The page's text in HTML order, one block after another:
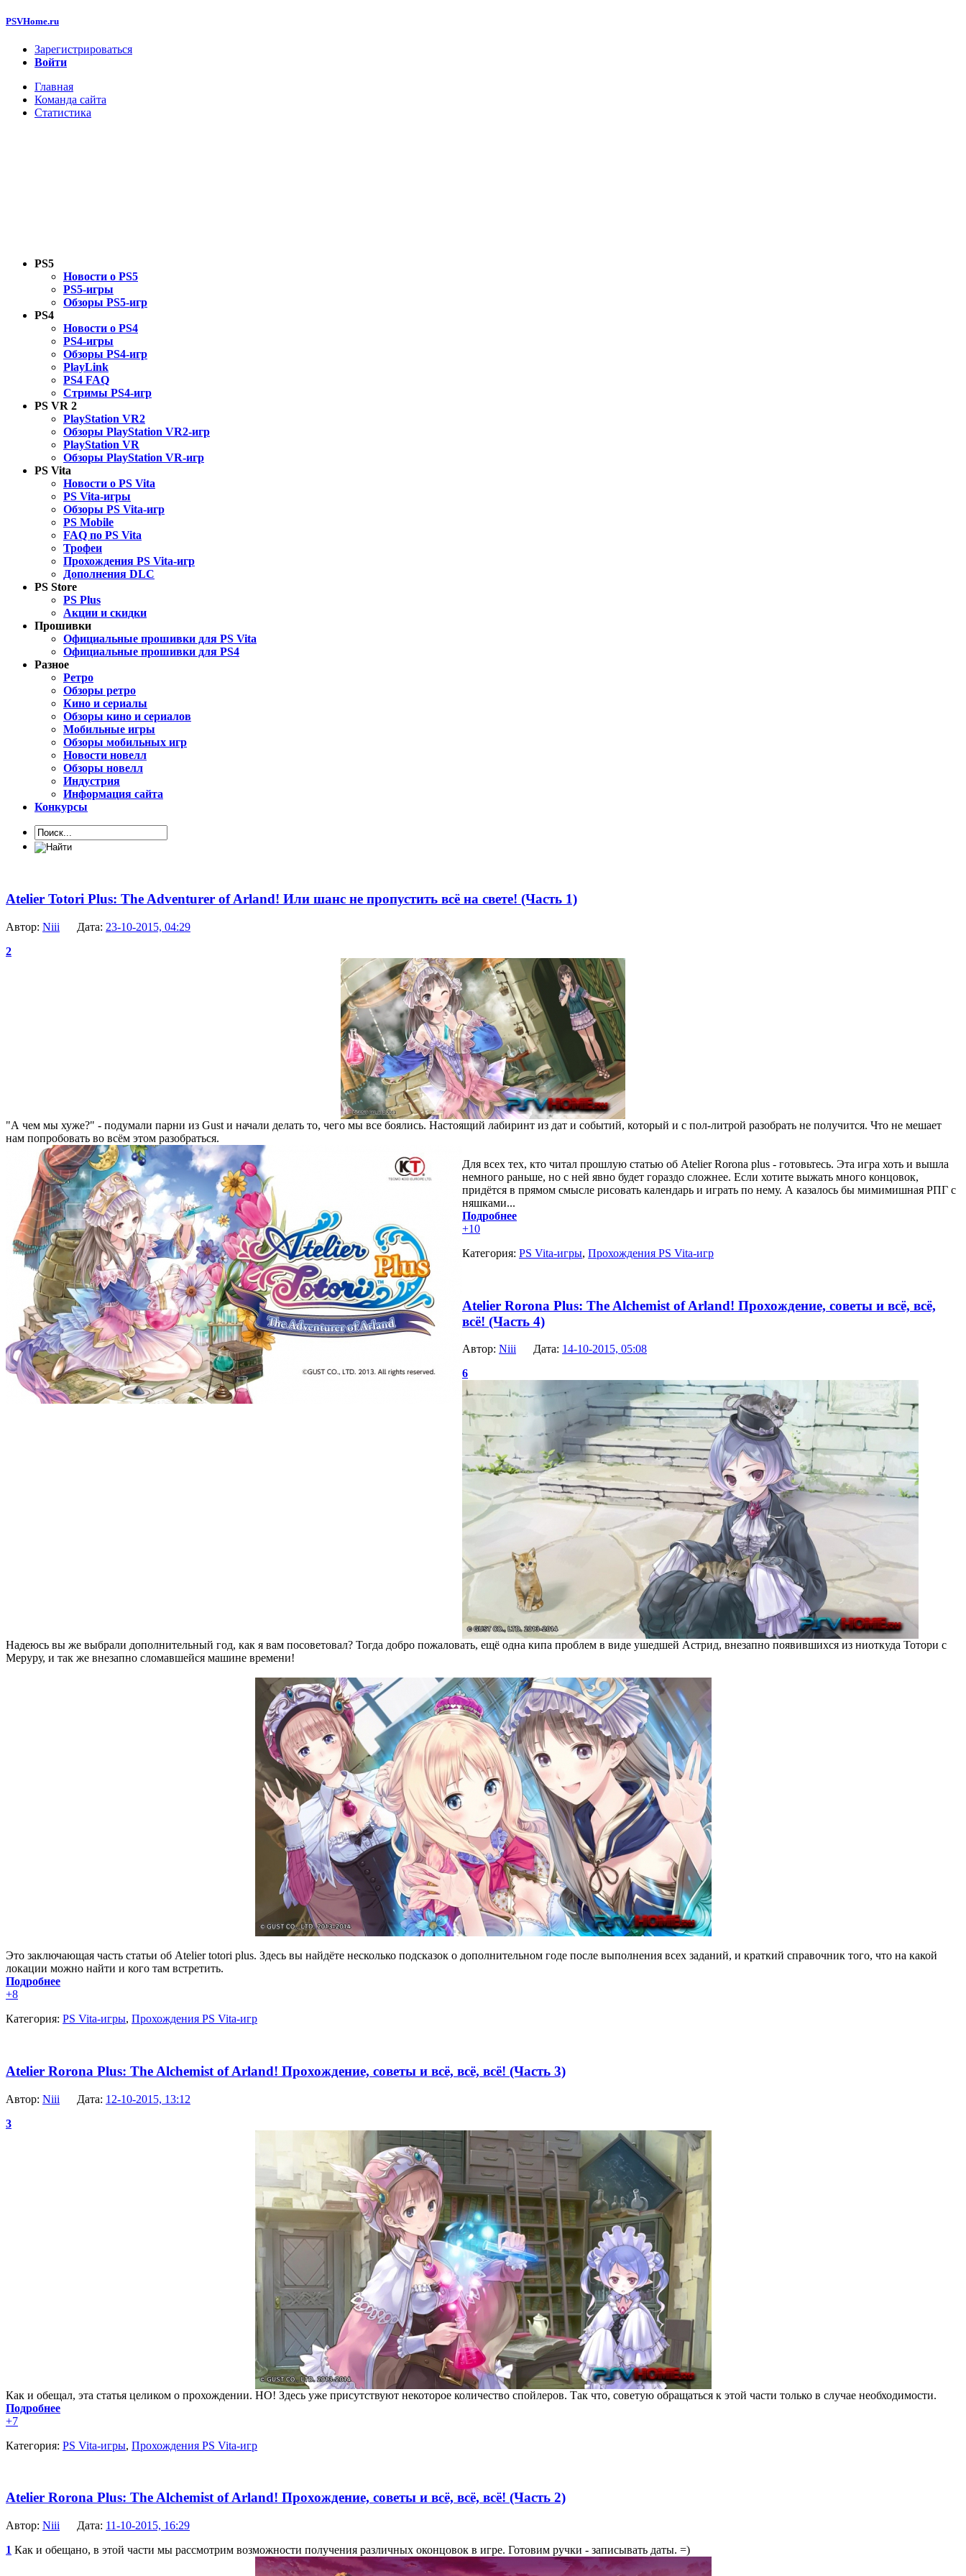
PSVHome.ru
Зарегистрироваться
Войти
Главная
Команда сайта
Статистика
PS5
Новости о PS5
PS5-игры
Обзоры PS5-игр
PS4
Новости о PS4
PS4-игры
Обзоры PS4-игр
PlayLink
PS4 FAQ
Стримы PS4-игр
PS VR 2
PlayStation VR2
Обзоры PlayStation VR2-игр
PlayStation VR
Обзоры PlayStation VR-игр
PS Vita
Новости о PS Vita
PS Vita-игры
Обзоры PS Vita-игр
PS Mobile
FAQ по PS Vita
Трофеи
Прохождения PS Vita-игр
Дополнения DLC
PS Store
PS Plus
Акции и скидки
Прошивки
Официальные прошивки для PS Vita
Официальные прошивки для PS4
Разное
Ретро
Обзоры ретро
Кино и сериалы
Обзоры кино и сериалов
Мобильные игры
Обзоры мобильных игр
Новости новелл
Обзоры новелл
Индустрия
Информация сайта
Конкурсы
Atelier Totori Plus: The Adventurer of Arland! Или шанс не пропустить всё на свете! (Часть 1)
Автор: Niii Дата: 23-10-2015, 04:29
2
"А чем мы хуже?" - подумали парни из Gust и начали делать то, чего мы все боялись. Настоящий лабиринт из дат и событий, который и с пол-литрой разобрать не получится. Что не мешает
нам попробовать во всём этом разобраться.
Для всех тех, кто читал прошлую статью об Atelier Rorona plus - готовьтесь. Эта игра хоть и вышла
немного раньше, но с ней явно будет гораздо сложнее. Если хотите выжать много концовок,
придётся в прямом смысле рисовать календарь и играть по нему. А казалось бы мимимишная РПГ с
няшками...
Подробнее
+10
Категория: PS Vita-игры, Прохождения PS Vita-игр
Atelier Rorona Plus: The Alchemist of Arland! Прохождение, советы и всё, всё,
всё! (Часть 4)
Автор: Niii Дата: 14-10-2015, 05:08
6
Надеюсь вы же выбрали дополнительный год, как я вам посоветовал? Тогда добро пожаловать, ещё одна кипа проблем в виде ушедшей Астрид, внезапно появившихся из ниоткуда Тотори с
Меруру, и так же внезапно сломавшейся машине времени!
Это заключающая часть статьи об Atelier totori plus. Здесь вы найдёте несколько подсказок о дополнительном годе после выполнения всех заданий, и краткий справочник того, что на какой
локации можно найти и кого там встретить.
Подробнее
+8
Категория: PS Vita-игры, Прохождения PS Vita-игр
Atelier Rorona Plus: The Alchemist of Arland! Прохождение, советы и всё, всё, всё! (Часть 3)
Автор: Niii Дата: 12-10-2015, 13:12
3
Как и обещал, эта статья целиком о прохождении. НО! Здесь уже присутствуют некоторое количество спойлеров. Так что, советую обращаться к этой части только в случае необходимости.
Подробнее
+7
Категория: PS Vita-игры, Прохождения PS Vita-игр
Atelier Rorona Plus: The Alchemist of Arland! Прохождение, советы и всё, всё, всё! (Часть 2)
Автор: Niii Дата: 11-10-2015, 16:29
1 Как и обещано, в этой части мы рассмотрим возможности получения различных оконцовок в игре. Готовим ручки - записывать даты. =)